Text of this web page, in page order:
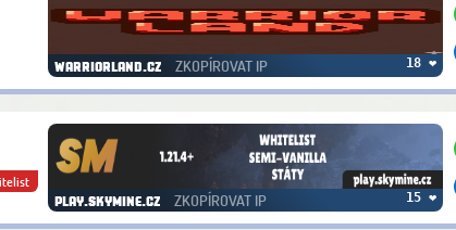
warriorland.cz ZKOPÍROVAT IP 18 ❤
play.skymine.cz ZKOPÍROVAT IP 15 ❤